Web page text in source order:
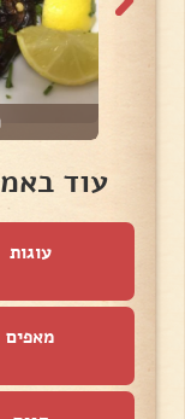
עוד
עוגות
מאפים